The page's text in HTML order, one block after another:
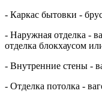
- Каркас бытовки -
- Наружная отделка -
отделка блокхаусом
- Внутренние стены -
- Отделка потолка -